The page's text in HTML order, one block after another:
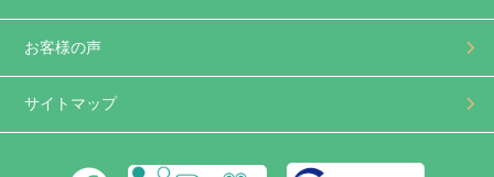
お客様の声
サイトマップ